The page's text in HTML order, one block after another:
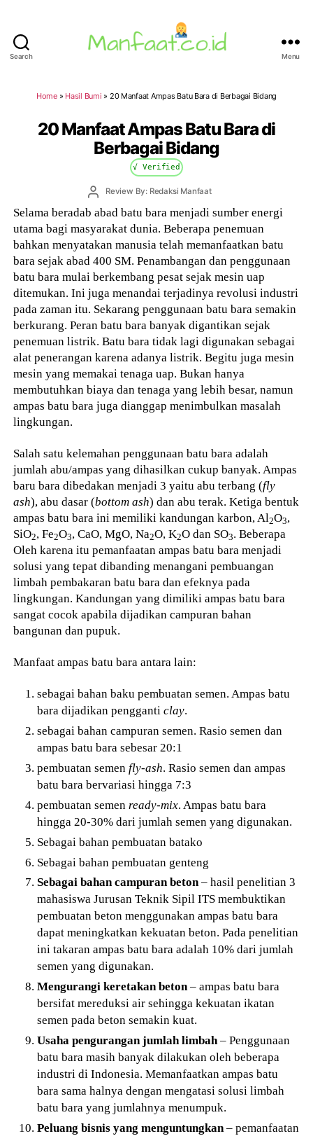
Search Menu
Home» Hasil Bumi » 20 Manfaat Ampas Batu Bara di Berbagai Bidang
20 Manfaat Ampas Batu Bara di
Berbagai Bidang
√ Verified
PostReview By: Redaksi Manfaat
Selama beradab abad batu bara menjadi sumber energi
utama bagi masyarakat dunia. Beberapa penemuan
bahkan menyatakan manusia telah memanfaatkan batu
bara sejak abad 400 SM. Penambangan dan penggunaan
batu bara mulai berkembang pesat sejak mesin uap
ditemukan. Ini juga menandai terjadinya revolusi industri
pada zaman itu. Sekarang penggunaan batu bara semakin
berkurang. Peran batu bara banyak digantikan sejak
penemuan listrik. Batu bara tidak lagi digunakan sebagai
alat penerangan karena adanya listrik. Begitu juga mesin
mesin yang memakai tenaga uap. Bukan hanya
membutuhkan biaya dan tenaga yang lebih besar, namun
ampas batu bara juga dianggap menimbulkan masalah
lingkungan.
Salah satu kelemahan penggunaan batu bara adalah
jumlah abu/ampas yang dihasilkan cukup banyak. Ampas
baru bara dibedakan menjadi 3 yaitu abu terbang (fly
ash), abu dasar (bottom ash) dan abu terak. Ketiga bentuk
ampas batu bara ini memiliki kandungan karbon, Al2O3,
SiO2, Fe2O3, CaO, MgO, Na2O, K2O dan SO3. Beberapa
Oleh karena itu pemanfaatan ampas batu bara menjadi
solusi yang tepat dibanding menangani pembuangan
limbah pembakaran batu bara dan efeknya pada
lingkungan. Kandungan yang dimiliki ampas batu bara
sangat cocok apabila dijadikan campuran bahan
bangunan dan pupuk.
Manfaat ampas batu bara antara lain:
sebagai bahan baku pembuatan semen. Ampas batu
bara dijadikan pengganticlay.
sebagai bahan campuran semen. Rasio semen dan
ampas batu bara sebesar 20:1
pembuatan semen fly-ash. Rasio semen dan ampas
batu bara bervariasi hingga 7:3
pembuatan semen ready-mix. Ampas batu bara
hingga 20-30% dari jumlah semen yang digunakan.
Sebagai bahan pembuatan batako
Sebagai bahan pembuatan genteng
Sebagai bahan campuran beton– hasil penelitian 3
mahasiswa Jurusan Teknik Sipil ITS membuktikan
pembuatan beton menggunakan ampas batu bara
dapat meningkatkan kekuatan beton. Pada penelitian
ini takaran ampas batu bara adalah 10% dari jumlah
semen yang digunakan.
Mengurangi keretakan beton– ampas batu bara
bersifat mereduksi air sehingga kekuatan ikatan
semen pada beton semakin kuat.
Usaha pengurangan jumlah limbah– Penggunaan
batu bara masih banyak dilakukan oleh beberapa
industri di Indonesia. Memanfaatkan ampas batu
bara sama halnya dengan mengatasi solusi limbah
batu bara yang jumlahnya menumpuk.
Peluang bisnis yang menguntungkan – pemanfaatan